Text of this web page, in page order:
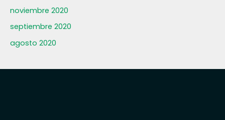
noviembre 2020
septiembre 2020
agosto 2020